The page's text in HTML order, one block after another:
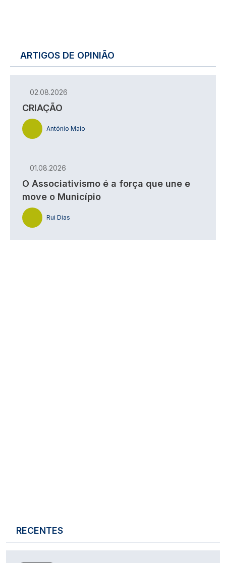
ARTIGOS DE OPINIÃO
02.08.2026
CRIAÇÃO
António Maio
01.08.2026
O Associativismo é a força que une e
move o Município
Rui Dias
RECENTES